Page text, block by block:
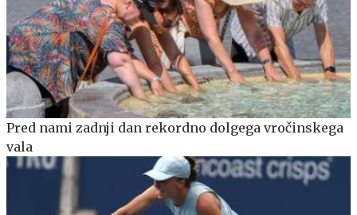
Pred nami zadnji dan rekordno dolgega vročinskega
vala